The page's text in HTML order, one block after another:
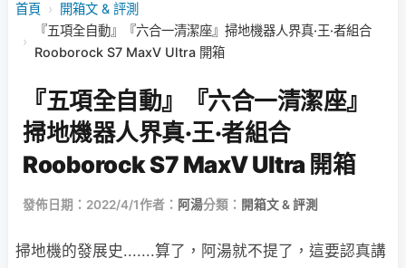
首頁 › 開箱文 & 評測
›
『五項全自動』『六合一清潔座』掃地機器人界真·王·者組合
Rooborock S7 MaxV Ultra 開箱
『五項全自動』『六合一清潔座』
掃地機器人界真·王·者組合
Rooborock S7 MaxV Ultra 開箱
發佈日期：2022/4/1作者： 阿湯分類： 開箱文 & 評測
掃地機的發展史.......算了，阿湯就不提了，這要認真講